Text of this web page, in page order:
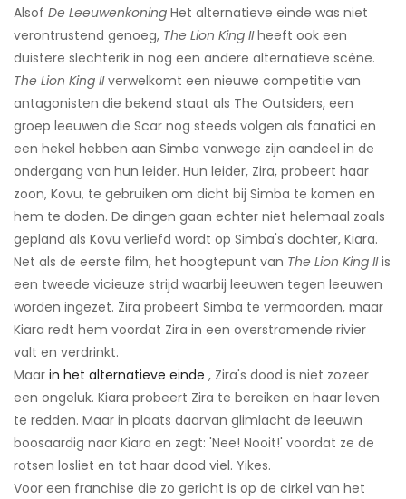
Alsof De Leeuwenkoning Het alternatieve einde was niet
verontrustend genoeg, The Lion King IIheeft ook een
duistere slechterik in nog een andere alternatieve scène.
The Lion King IIverwelkomt een nieuwe competitie van
antagonisten die bekend staat als The Outsiders, een
groep leeuwen die Scar nog steeds volgen als fanatici en
een hekel hebben aan Simba vanwege zijn aandeel in de
ondergang van hun leider. Hun leider, Zira, probeert haar
zoon, Kovu, te gebruiken om dicht bij Simba te komen en
hem te doden. De dingen gaan echter niet helemaal zoals
gepland als Kovu verliefd wordt op Simba's dochter, Kiara.
Net als de eerste film, het hoogtepunt van The Lion King IIis
een tweede vicieuze strijd waarbij leeuwen tegen leeuwen
worden ingezet. Zira probeert Simba te vermoorden, maar
Kiara redt hem voordat Zira in een overstromende rivier
valt en verdrinkt.
Maar in het alternatieve einde , Zira's dood is niet zozeer
een ongeluk. Kiara probeert Zira te bereiken en haar leven
te redden. Maar in plaats daarvan glimlacht de leeuwin
boosaardig naar Kiara en zegt: 'Nee! Nooit!' voordat ze de
rotsen losliet en tot haar dood viel. Yikes.
Voor een franchise die zo gericht is op de cirkel van het